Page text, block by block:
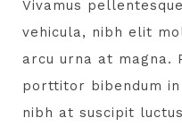
Vivamus
vehicula, nibh elit
arcu urna at magna.
porttitor bibendum
nibh at suscipit